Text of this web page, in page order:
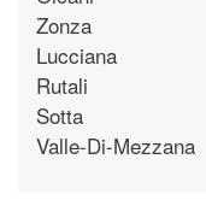
Zonza
Lucciana
Rutali
Sotta
Valle-Di-Mezzana